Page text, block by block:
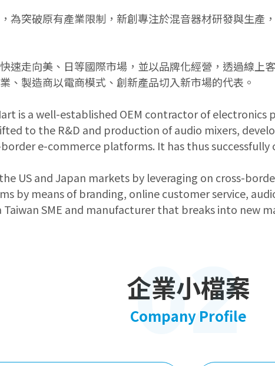
為突破原有產業限制，新創專注於混音器材研發與生產
速走向美、日等國際市場，並以品牌化經營，透過線上
、製造商以電商模式、創新產品切入新市場的代表。
is a well-established OEM contractor of
to the R&D and production of audio mixers,
e-commerce platforms. It has thus
US and Japan markets by leveraging on cross-
by means of branding, online customer service,
Taiwan SME and manufacturer that breaks into new
02
企業小檔案
Company Profile